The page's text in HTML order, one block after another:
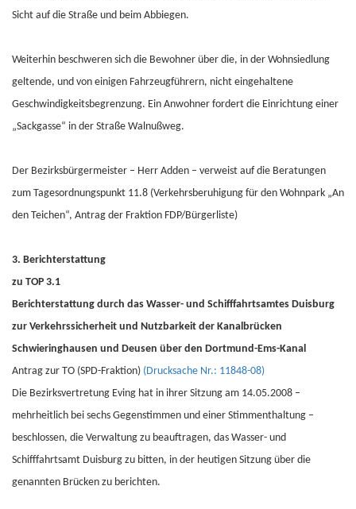
Sicht auf die Straße und beim Abbiegen.
Weiterhin beschweren sich die Bewohner über die, in der Wohnsiedlung
geltende, und von einigen Fahrzeugführern, nicht eingehaltene
Geschwindigkeitsbegrenzung. Ein Anwohner fordert die Einrichtung einer
„Sackgasse“ in der Straße Walnußweg.
Der Bezirksbürgermeister – Herr Adden – verweist auf die Beratungen
zum Tagesordnungspunkt 11.8 (Verkehrsberuhigung für den Wohnpark „An
den Teichen“, Antrag der Fraktion FDP/Bürgerliste)
3. Berichterstattung
zu TOP 3.1
Berichterstattung durch das Wasser- und Schifffahrtsamtes Duisburg
zur Verkehrssicherheit und Nutzbarkeit der Kanalbrücken
Schwieringhausen und Deusen über den Dortmund-Ems-Kanal
Antrag zur TO (SPD-Fraktion) (Drucksache Nr.: 11848-08)
Die Bezirksvertretung Eving hat in ihrer Sitzung am 14.05.2008 –
mehrheitlich bei sechs Gegenstimmen und einer Stimmenthaltung –
beschlossen, die Verwaltung zu beauftragen, das Wasser- und
Schifffahrtsamt Duisburg zu bitten, in der heutigen Sitzung über die
genannten Brücken zu berichten.